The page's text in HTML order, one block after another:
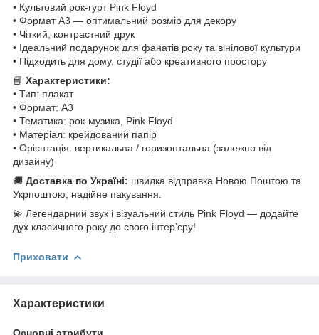
• Культовий рок-гурт Pink Floyd
• Формат A3 — оптимальний розмір для декору
• Чіткий, контрастний друк
• Ідеальний подарунок для фанатів року та вінілової культури
• Підходить для дому, студії або креативного простору
📘 Характеристики:
• Тип: плакат
• Формат: A3
• Тематика: рок-музика, Pink Floyd
• Матеріал: крейдований папір
• Орієнтація: вертикальна / горизонтальна (залежно від
дизайну)
🚚 Доставка по Україні: швидка відправка Новою Поштою та
Укрпоштою, надійне пакування.
💫 Легендарний звук і візуальний стиль Pink Floyd — додайте
дух класичного року до свого інтер’єру!
Приховати
Характеристики
Основні атрибути